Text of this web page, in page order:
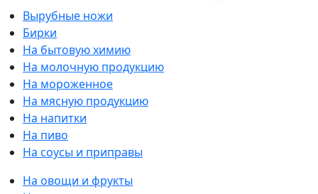
Вырубные ножи
Бирки
На бытовую химию
На молочную продукцию
На мороженное
На мясную продукцию
На напитки
На пиво
На соусы и приправы
На овощи и фрукты